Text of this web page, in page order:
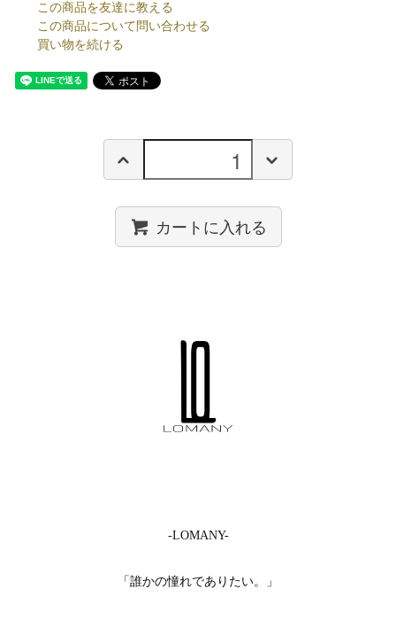
この商品を友達に教える
この商品について問い合わせる
買い物を続ける
カートに入れる
-LOMANY-
「誰かの憧れでありたい。」